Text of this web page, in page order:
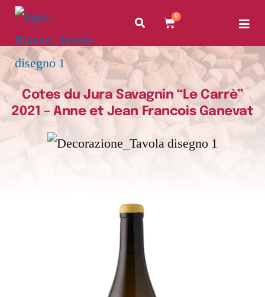
0
Cotes du Jura Savagnin “Le Carrè”
2021 – Anne et Jean Francois Ganevat